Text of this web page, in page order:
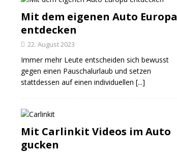
Mit dem eigenen Auto Europa
entdecken
22. August 2023
Immer mehr Leute entscheiden sich bewusst
gegen einen Pauschalurlaub und setzen
stattdessen auf einen individuellen [...]
Mit Carlinkit Videos im Auto
gucken